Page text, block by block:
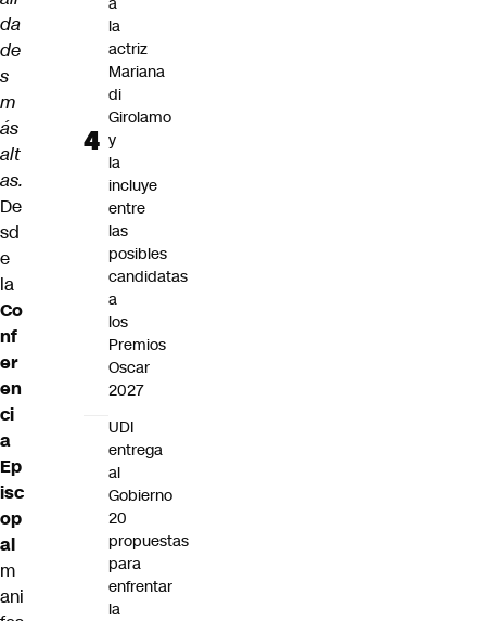
da
de
s
m
ás
alt
as.
De
sd
e
la
Co
nf
er
en
ci
a
Ep
isc
op
al
m
ani
la
actriz
Mariana
di
Girolamo
y
la
incluye
entre
las
posibles
candidatas
a
los
Premios
Oscar
2027
UDI
entrega
al
Gobierno
20
propuestas
para
enfrentar
la